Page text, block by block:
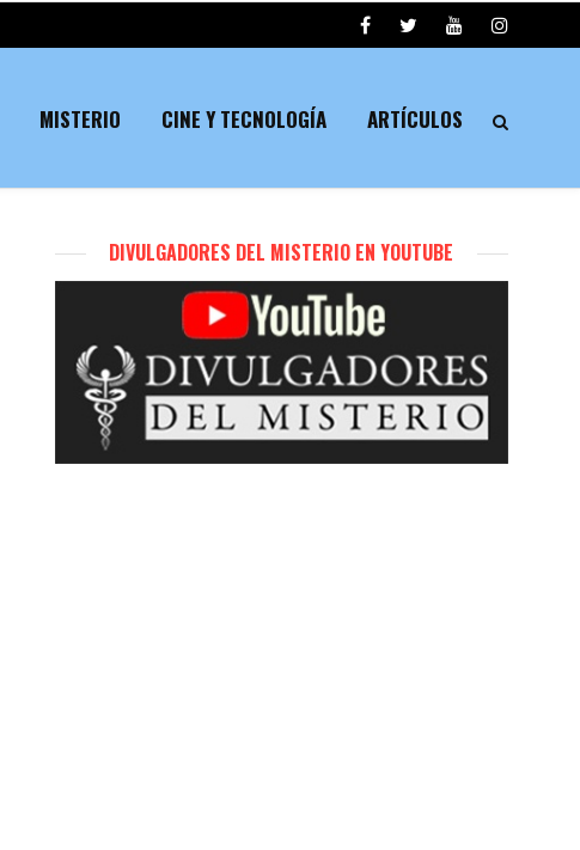
MISTERIO CINE Y TECNOLOGÍA ARTÍCULOS
DIVULGADORES DEL MISTERIO EN YOUTUBE